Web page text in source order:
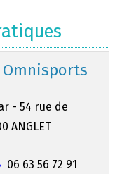
- 54 rue de
ANGLET
06 63 56 72 91